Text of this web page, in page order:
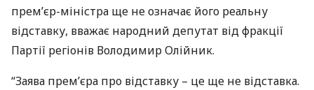
прем’єр-міністра ще не означає його реальну
відставку, вважає народний депутат від фракції
Партії регіонів Володимир Олійник.
“Заява прем’єра про відставку – це ще не відставка.